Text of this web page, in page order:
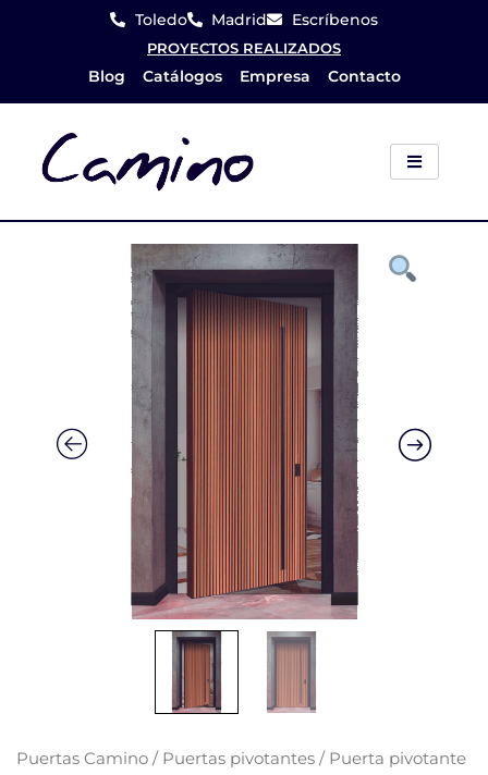
Toledo Madrid Escríbenos
PROYECTOS REALIZADOS
Blog Catálogos Empresa Contacto
Puertas Camino / Puertas pivotantes / Puerta pivotante